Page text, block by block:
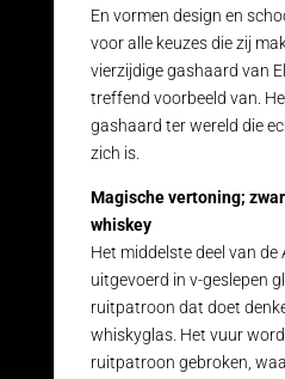
En vormen design en
voor alle keuzes die zij
vierzijdige gashaard van
treffend voorbeeld van.
gashaard ter wereld die
zich is.
Magische vertoning;
whiskey
Het middelste deel van de
uitgevoerd in v-geslepen
ruitpatroon dat doet
whiskyglas. Het vuur
ruitpatroon gebroken,